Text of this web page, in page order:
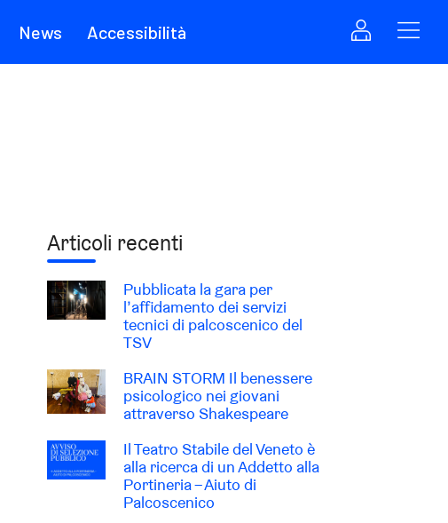
News Accessibilità
Articoli recenti
Pubblicata la gara per
l’affidamento dei servizi
tecnici di palcoscenico del
TSV
BRAIN STORM Il benessere
psicologico nei giovani
attraverso Shakespeare
Il Teatro Stabile del Veneto è
alla ricerca di un Addetto alla
Portineria – Aiuto di
Palcoscenico